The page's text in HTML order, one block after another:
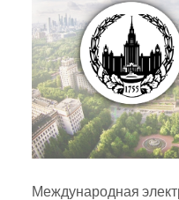
Международная